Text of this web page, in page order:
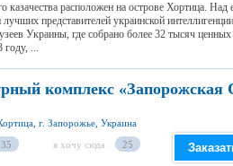
казачества расположен на острове Хортица. Над
представителей украинской
Украины, где собрано более 32 тысяч
году, ...
комплекс «Запорожская
г. Запорожье, Украина
35 я хочу сюда 25